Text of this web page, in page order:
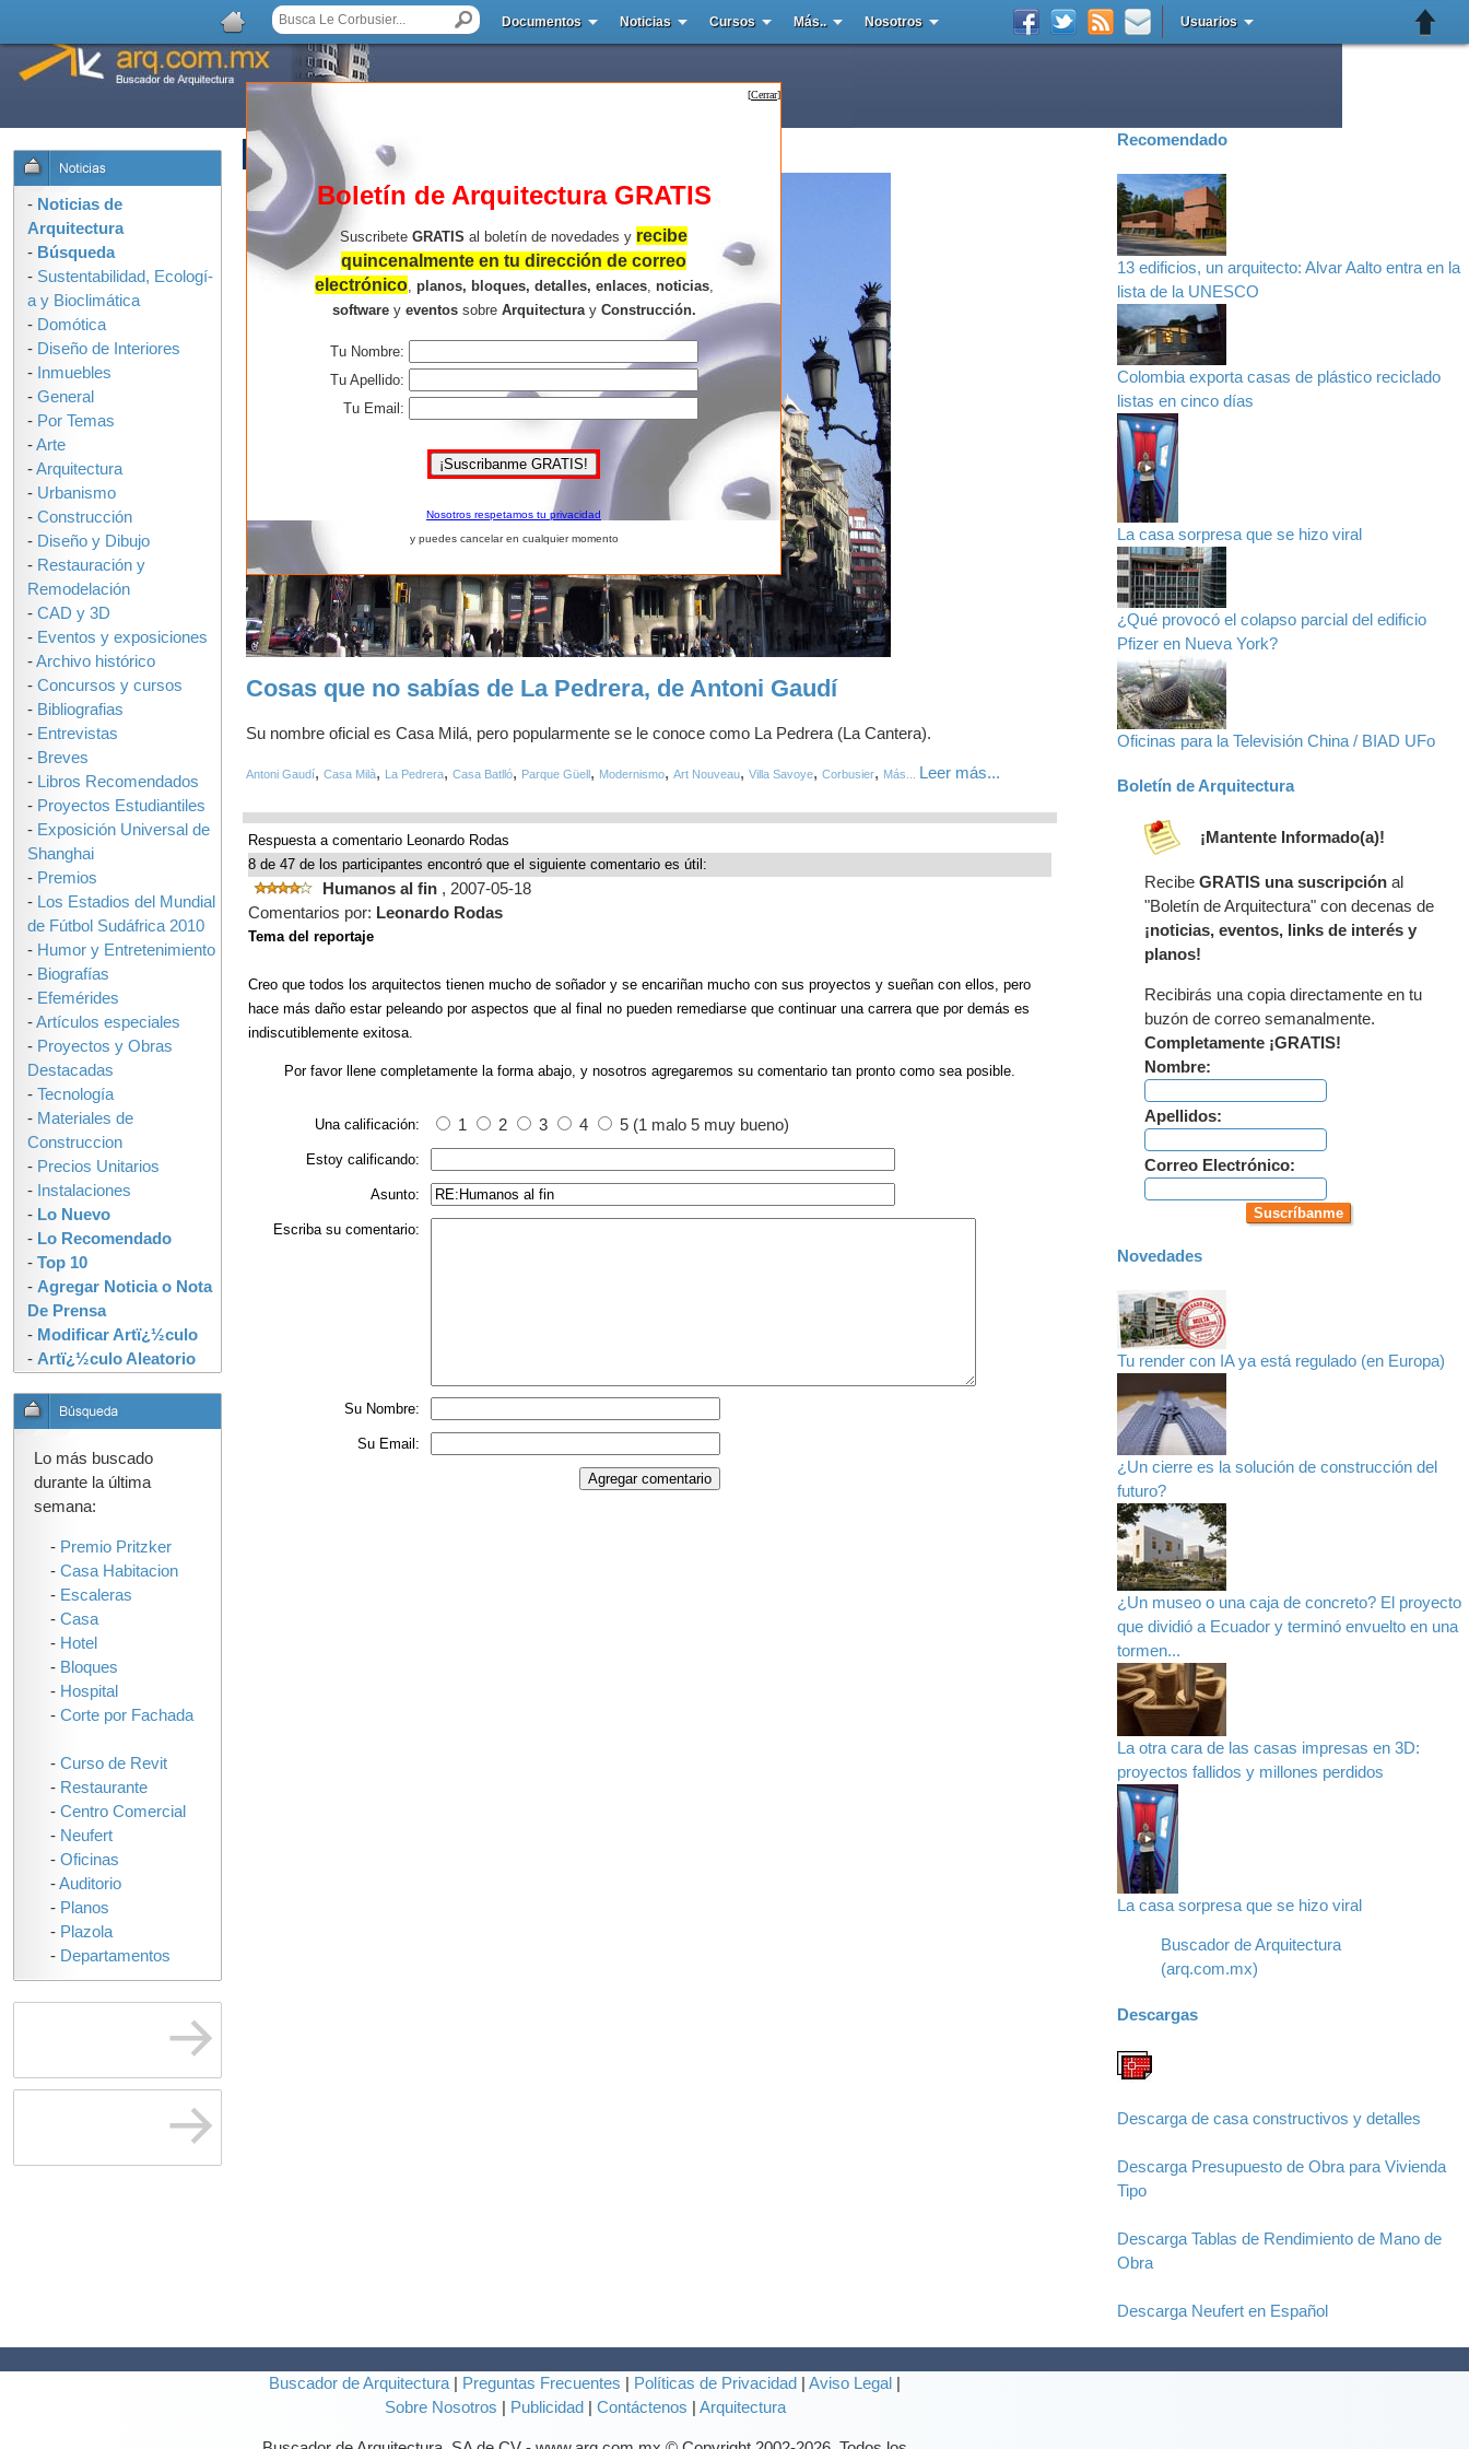
Documentos Noticias Cursos Más.. Nosotros Usuarios
AGREGAR COMENTARIO
Cosas que no sabías de La Pedrera, de Antoni Gaudí
Su nombre oficial es Casa Milá, pero popularmente se le conoce como La Pedrera (La Cantera).
Antoni Gaudí, Casa Milà, La Pedrera, Casa Batlló, Parque Güell, Modernismo, Art Nouveau, Villa Savoye, Corbusier, Más... Leer más...
Respuesta a comentario Leonardo Rodas
8 de 47 de los participantes encontró que el siguiente comentario es útil:
Humanos al fin , 2007-05-18
Comentarios por: Leonardo Rodas
Tema del reportaje
Creo que todos los arquitectos tienen mucho de soñador y se encariñan mucho con sus proyectos y sueñan con ellos, pero
hace más daño estar peleando por aspectos que al final no pueden remediarse que continuar una carrera que por demás es
indiscutiblemente exitosa.
Por favor llene completamente la forma abajo, y nosotros agregaremos su comentario tan pronto como sea posible.
Una calificación: 1 2 3 4 5 (1 malo 5 muy bueno)
Estoy calificando:
Asunto:
Escriba su comentario:
Su Nombre:
Su Email:
Recomendado
13 edificios, un arquitecto: Alvar Aalto entra en la
lista de la UNESCO
Colombia exporta casas de plástico reciclado
listas en cinco días
La casa sorpresa que se hizo viral
¿Qué provocó el colapso parcial del edificio
Pfizer en Nueva York?
Oficinas para la Televisión China / BIAD UFo
Boletín de Arquitectura
¡Mantente Informado(a)!
Recibe GRATIS una suscripción al
"Boletín de Arquitectura" con decenas de
¡noticias, eventos, links de interés y
planos!
Recibirás una copia directamente en tu
buzón de correo semanalmente.
Completamente ¡GRATIS!
Nombre:
Apellidos:
Correo Electrónico:
Novedades
Tu render con IA ya está regulado (en Europa)
¿Un cierre es la solución de construcción del
futuro?
¿Un museo o una caja de concreto? El proyecto
que dividió a Ecuador y terminó envuelto en una
tormen...
La otra cara de las casas impresas en 3D:
proyectos fallidos y millones perdidos
La casa sorpresa que se hizo viral
Buscador de Arquitectura
(arq.com.mx)
Descargas
Descarga de casa constructivos y detalles
Descarga Presupuesto de Obra para Vivienda
Tipo
Descarga Tablas de Rendimiento de Mano de
Obra
Descarga Neufert en Español
Buscador de Arquitectura Preguntas Frecuentes Políticas de Privacidad Aviso Legal
Sobre Nosotros
Publicidad Contáctenos Arquitectura
[Cerrar]
Boletín de Arquitectura GRATIS
Suscribete GRATIS al boletín de novedades y recibe
quincenalmente en tu dirección de correo
electrónico, planos, bloques, detalles, enlaces, noticias,
softwarey eventossobre Arquitecturay Construcción.
Tu Nombre:
Tu Apellido:
Tu Email:
Nosotros respetamos tu privacidad
y puedes cancelar en cualquier momento
- Noticias de
Arquitectura
- Búsqueda
- Sustentabilidad, Ecologí­
a y Bioclimática
- Domótica
- Diseño de Interiores
- Inmuebles
- General
- Por Temas
-Arte
-Arquitectura
- Urbanismo
- Construcción
- Diseño y Dibujo
- Restauración y
Remodelación
- CAD y 3D
- Eventos y exposiciones
-Archivo histórico
- Concursos y cursos
- Bibliografias
- Entrevistas
- Breves
- Libros Recomendados
- Proyectos Estudiantiles
- Exposición Universal de
Shanghai
- Premios
- Los Estadios del Mundial
de Fútbol Sudáfrica 2010
- Humor y Entretenimiento
- Biografías
- Efemérides
-Artículos especiales
- Proyectos y Obras
Destacadas
- Tecnología
- Materiales de
Construccion
- Precios Unitarios
- Instalaciones
- Lo Nuevo
- Lo Recomendado
- Top 10
- Agregar Noticia o Nota
De Prensa
- Modificar Artï¿½culo
- Artï¿½culo Aleatorio
Lo más buscado
durante la última
semana:
- Premio Pritzker
- Casa Habitacion
- Escaleras
- Casa
- Hotel
- Bloques
- Hospital
- Corte por Fachada
- Curso de Revit
- Restaurante
- Centro Comercial
- Neufert
- Oficinas
-Auditorio
- Planos
- Plazola
- Departamentos